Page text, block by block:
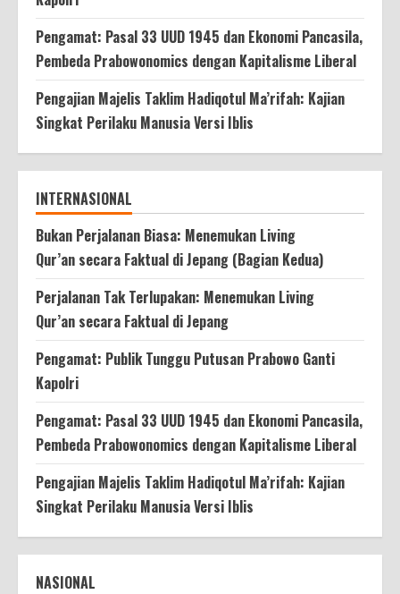
Pengamat: Pasal 33 UUD 1945 dan Ekonomi Pancasila,
Pembeda Prabowonomics dengan Kapitalisme Liberal
Pengajian Majelis Taklim Hadiqotul Ma’rifah: Kajian
Singkat Perilaku Manusia Versi Iblis
INTERNASIONAL
Bukan Perjalanan Biasa: Menemukan Living
Qur’an secara Faktual di Jepang (Bagian Kedua)
Perjalanan Tak Terlupakan: Menemukan Living
Qur’an secara Faktual di Jepang
Pengamat: Publik Tunggu Putusan Prabowo Ganti
Kapolri
Pengamat: Pasal 33 UUD 1945 dan Ekonomi Pancasila,
Pembeda Prabowonomics dengan Kapitalisme Liberal
Pengajian Majelis Taklim Hadiqotul Ma’rifah: Kajian
Singkat Perilaku Manusia Versi Iblis
NASIONAL